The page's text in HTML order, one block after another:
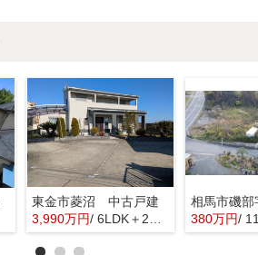
東金市菱沼 中古戸建
3,990万円/ 6LDK＋2S(納戸) 380万円/